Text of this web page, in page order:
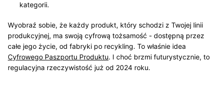
kategorii.
Wyobraź sobie, że każdy produkt, który schodzi z Twojej linii
produkcyjnej, ma swoją cyfrową tożsamość - dostępną przez
całe jego życie, od fabryki po recykling. To właśnie idea
Cyfrowego Paszportu Produktu. I choć brzmi futurystycznie, to
regulacyjna rzeczywistość już od 2024 roku.